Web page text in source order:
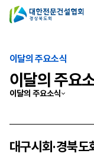
이달의 주요소식
이달의 주요
이달의 주요소식
대구시회·경북